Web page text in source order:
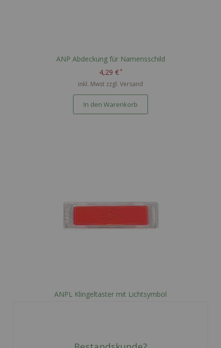
ANP Abdeckung für Namensschild
4,29 €
inkl. Mwst zzgl. Versand
In den Warenkorb
ANPL Klingeltaster mit Lichtsymbol